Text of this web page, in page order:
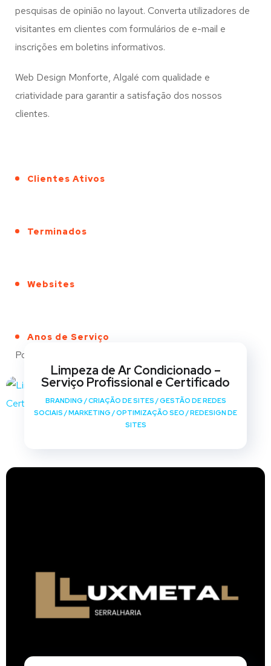
pesquisas de opinião no layout. Converta utilizadores de
visitantes em clientes com formulários de e-mail e
inscrições em boletins informativos.
Web Design Monforte, Algalé com qualidade e
criatividade para garantir a satisfação dos nossos
clientes.
Clientes Ativos
Terminados
Websites
Anos de Serviço
Portfólio
Limpeza de Ar Condicionado –
Serviço Profissional e Certificado
BRANDING /CRIAÇÃO DE SITES /GESTÃO DE REDES
SOCIAIS /MARKETING /OPTIMIZAÇÃO SEO /REDESIGN DE
SITES